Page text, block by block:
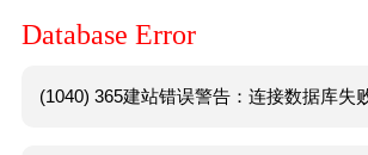
Database Error
(1040) 365建站错误警告：连接数据库失